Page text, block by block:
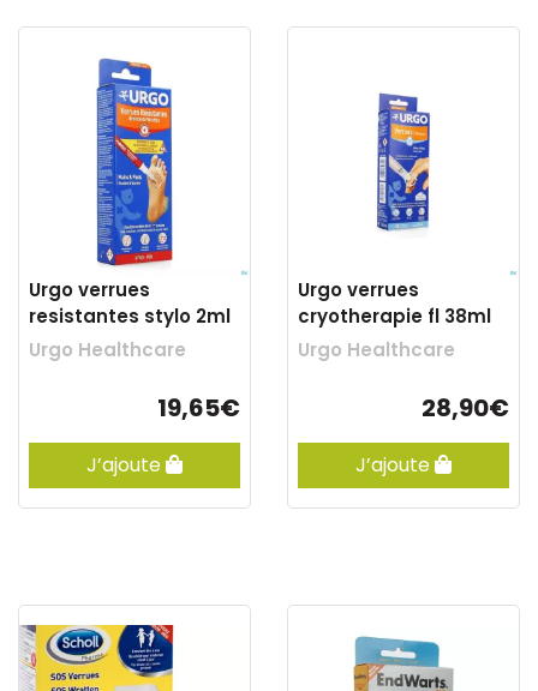
Urgo verrues
resistantes stylo 2ml
Urgo Healthcare
19,65€
J’ajoute
Urgo verrues
cryotherapie fl 38ml
Urgo Healthcare
28,90€
J’ajoute